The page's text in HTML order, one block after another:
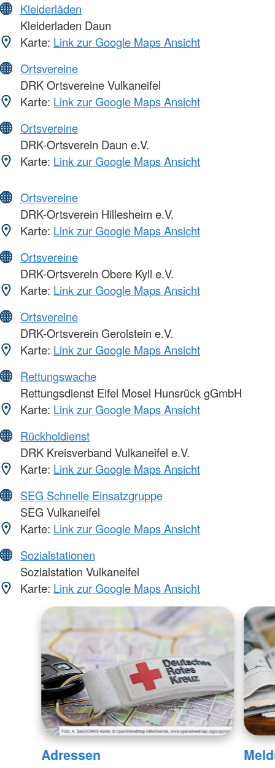
Kleiderläden
Kleiderladen Daun
Karte: Link zur Google Maps Ansicht
Ortsvereine
DRK Ortsvereine Vulkaneifel
Karte: Link zur Google Maps Ansicht
Ortsvereine
DRK-Ortsverein Daun e.V.
Karte: Link zur Google Maps Ansicht
Ortsvereine
DRK-Ortsverein Hillesheim e.V.
Karte: Link zur Google Maps Ansicht
Ortsvereine
DRK-Ortsverein Obere Kyll e.V.
Karte: Link zur Google Maps Ansicht
Ortsvereine
DRK-Ortsverein Gerolstein e.V.
Karte: Link zur Google Maps Ansicht
Rettungswache
Rettungsdienst Eifel Mosel Hunsrück gGmbH
Karte: Link zur Google Maps Ansicht
Rückholdienst
DRK Kreisverband Vulkaneifel e.V.
Karte: Link zur Google Maps Ansicht
SEG Schnelle Einsatzgruppe
SEG Vulkaneifel
Karte: Link zur Google Maps Ansicht
Sozialstationen
Sozialstation Vulkaneifel
Karte: Link zur Google Maps Ansicht
Adressen